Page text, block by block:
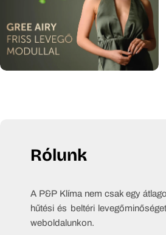
Rólunk
A P&P Klíma nem csak egy
hűtési és beltéri
weboldalunkon.